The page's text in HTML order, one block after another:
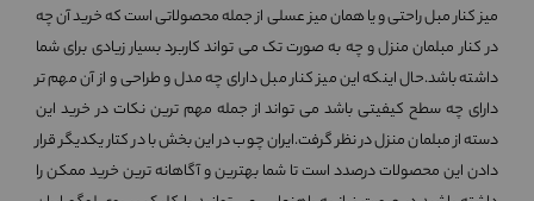
میز کنار مبل راحتی و یا همان میز عسلی از جمله محصولاتی است که خرید آن چه
در کنار مبلمان منزل و چه به صورت تک می تواند کاربرد بسیار زیادی برای شما
داشته باشد.حال اینکه این میز کنار مبل دارای چه مدل و طراحی و از آن مهم تر
دارای چه سطح کیفیتی باشد می تواند از جمله مهم ترین نکات در خرید این
دسته از مبلمان منزل در نظر گرفت.ایران چوب در این بخش با در کتار یکدیگر قرار
دادن این محصولات درصدد است تا شما بهترین و آگاهانه ترین خرید ممکن را